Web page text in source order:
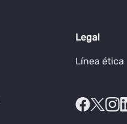
Legal
Línea ética